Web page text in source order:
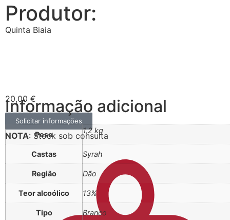
Produtor:
Quinta Biaia
20,00 €
Solicitar informações
NOTA: Stock sob consulta
Informação adicional
Peso 1,2 kg
Castas Syrah
Região Dão
Teor alcoólico 13%
Tipo Branco